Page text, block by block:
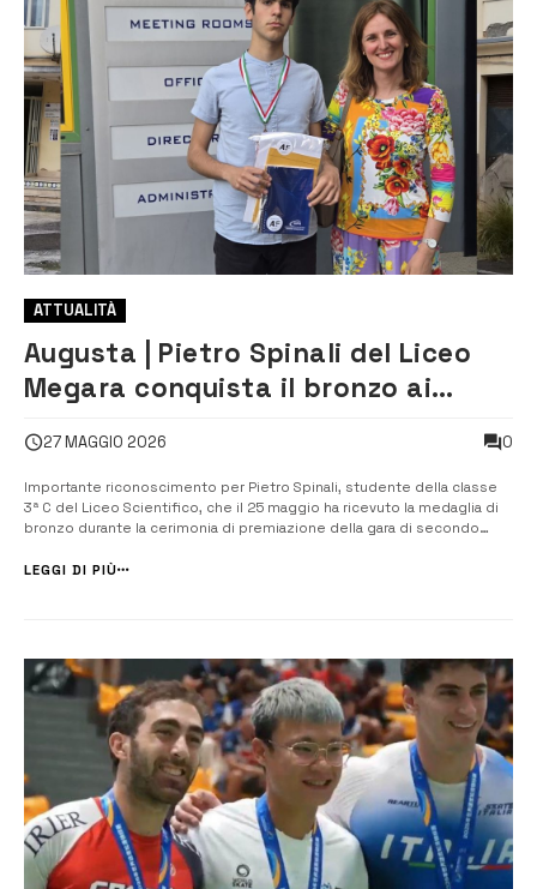
ATTUALITÀ
Augusta | Pietro Spinali del Liceo
Megara conquista il bronzo ai
27 MAGGIO 2026 0
Importante riconoscimento per Pietro Spinali, studente della classe
3ª C del Liceo Scientifico, che il 25 maggio ha ricevuto la medaglia di
bronzo durante la cerimonia di premiazione della gara di secondo
svolto a Catania, nella sala conferenze “Migneco” dei Laboratori...
LEGGI DI PIÙ